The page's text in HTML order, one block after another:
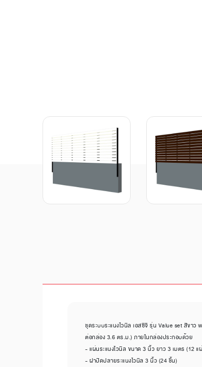
ชุดระบบระแนงไวนิล เอสซีจี รุ่น Value set สีข
ต่อกล่อง 3.6 ตร.ม.) ภายในกล่องประกอบด้วย
- แผ่นระแนงไวนิล ขนาด 3 นิ้ว ยาว 3 เมตร (12 แ
- ฝาปิดปลายระแนงไวนิล 3 นิ้ว (24 ชิ้น)